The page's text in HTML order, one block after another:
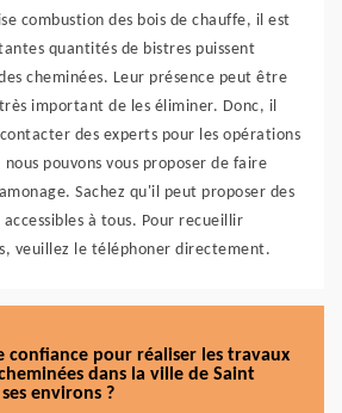
combustion des bois de chauffe, il est
quantités de bistres puissent
cheminées. Leur présence peut être
important de les éliminer. Donc, il
des experts pour les opérations
pouvons vous proposer de faire
Sachez qu'il peut proposer des
à tous. Pour recueillir
veuillez le téléphoner directement.
confiance pour réaliser les travaux
dans la ville de Saint
environs ?